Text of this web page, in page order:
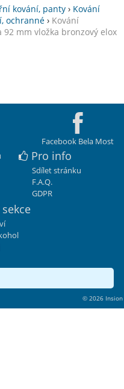
kování, panty › Kování
ochranné › Kování
92 mm vložka bronzový elox
Facebook Bela Most
Pro info
Sdílet stránku
F.A.Q.
GDPR
© 2026 Insion